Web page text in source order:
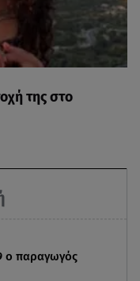
ο παραγωγός
της στο